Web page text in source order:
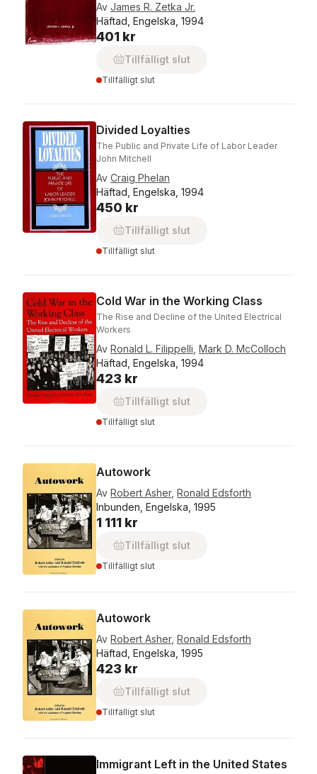
Av James R. Zetka Jr.
Häftad, Engelska, 1994
401 kr
Tillfälligt slut
Tillfälligt slut
Divided Loyalties
The Public and Private Life of Labor Leader
John Mitchell
Av Craig Phelan
Häftad, Engelska, 1994
450 kr
Tillfälligt slut
Tillfälligt slut
Cold War in the Working Class
The Rise and Decline of the United Electrical
Workers
Av Ronald L. Filippelli Mark D. McColloch
Häftad, Engelska, 1994
423 kr
Tillfälligt slut
Tillfälligt slut
Autowork
Av Robert Asher, Ronald Edsforth
Inbunden, Engelska, 1995
1 111 kr
Tillfälligt slut
Tillfälligt slut
Autowork
Av Robert Asher, Ronald Edsforth
Häftad, Engelska, 1995
423 kr
Tillfälligt slut
Tillfälligt slut
Immigrant Left in the United States